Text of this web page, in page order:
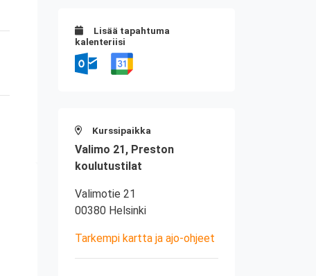
Lisää tapahtuma
kalenteriisi
Kurssipaikka
Valimo 21, Preston
koulutustilat
Valimotie 21
00380 Helsinki
Tarkempi kartta ja ajo-ohjeet